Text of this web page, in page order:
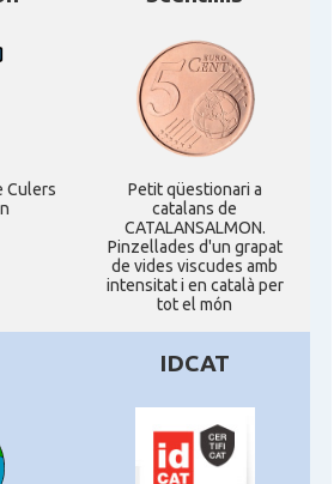
Culers
Petit qüestionari a
catalans de
CATALANSALMON.
Pinzellades d'un grapat
de vides viscudes amb
intensitat i en català per
tot el món
IDCAT